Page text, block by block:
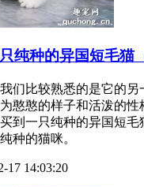
纯种的异国短毛猫
们比较熟悉的是它的另
憨憨的样子和活泼的性
到一只纯种的异国短毛
种的猫咪。
17 14:03:20